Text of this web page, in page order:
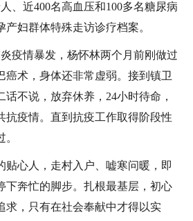
、近400名高血压和100多名糖尿病
妇群体特殊走访诊疗档案。
情暴发，杨怀林两个月前刚做过
癌术，身体还非常虚弱。接到镇卫
不说，放弃休养，24小时待命，
抗疫情。直到抗疫工作取得阶段性
心人，走村入户、嘘寒问暖，即
下奔忙的脚步。扎根最基层，初心
求，只有在社会奉献中才得以实